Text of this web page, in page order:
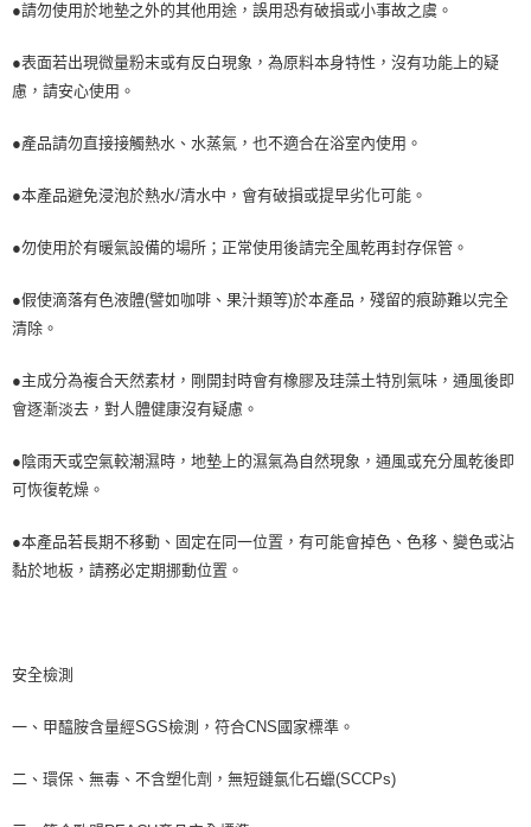
●請勿使用於地墊之外的其他用途，誤用恐有破損或小事故之虞。
●表面若出現微量粉末或有反白現象，為原料本身特性，沒有功能上的疑
慮，請安心使用。
●產品請勿直接接觸熱水、水蒸氣，也不適合在浴室內使用。
●本產品避免浸泡於熱水/清水中，會有破損或提早劣化可能。
●勿使用於有暖氣設備的場所；正常使用後請完全風乾再封存保管。
●假使滴落有色液體(譬如咖啡、果汁類等)於本產品，殘留的痕跡難以完全
清除。
●主成分為複合天然素材，剛開封時會有橡膠及珪藻土特別氣味，通風後即
會逐漸淡去，對人體健康沒有疑慮。
●陰雨天或空氣較潮濕時，地墊上的濕氣為自然現象，通風或充分風乾後即
可恢復乾燥。
●本產品若長期不移動、固定在同一位置，有可能會掉色、色移、變色或沾
黏於地板，請務必定期挪動位置。
安全檢測
一、甲醯胺含量經SGS檢測，符合CNS國家標準。
二、環保、無毒、不含塑化劑，無短鏈氯化石蠟(SCCPs)